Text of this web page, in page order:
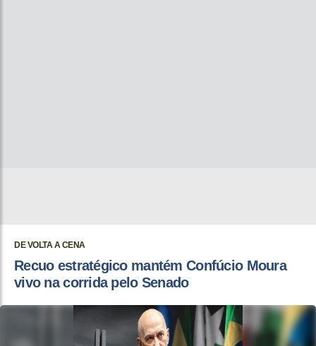
DE VOLTA A CENA
Recuo estratégico mantém Confúcio Moura
vivo na corrida pelo Senado